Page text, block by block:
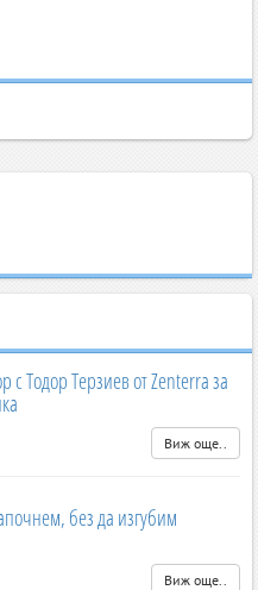
с Тодор Терзиев от Zenterra за
Виж още..
без да изгубим
Виж още..